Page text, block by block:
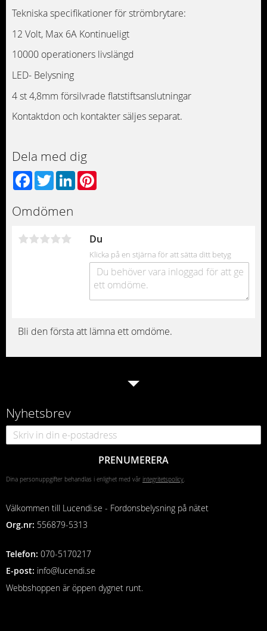
Tekniska specifikationer för strömbrytare:
12 Volt, Max 6A Kontinueligt
10000 operationers livslängd
LED- Belysning
4 st 4,8mm försilvrade flatstiftsanslutningar
Kontaktdon och kontakter säljes separat.
Dela med dig
Facebook
TwitterLinkedIn
Omdömen
Du
Klicka på en stjärna för att sätta ditt betyg
Bli den första att lämna ett omdöme.
Nyhetsbrev
PRENUMERERA
Dina personuppgifter behandlas i enlighet med vår integritetspolicy.
Välkommen till Lucendi.se - Fordonsbelysning på nätet
Org.nr: 556879-5313
Telefon: 070-5170217
E-post: info@lucendi.se
Webbshoppen är öppen dygnet runt.